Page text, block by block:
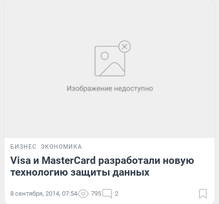
БИЗНЕС ЭКОНОМИКА
Visa и MasterCard разработали новую
технологию защиты данных
8 сентября, 2014, 07:54 795 2